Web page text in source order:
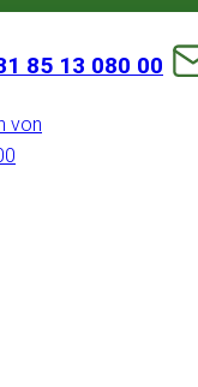
85 13 080 00
von